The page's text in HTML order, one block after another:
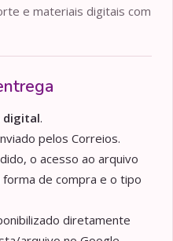
e materiais digitais com
digital.
pelos Correios.
o acesso ao arquivo
de compra e o tipo
diretamente